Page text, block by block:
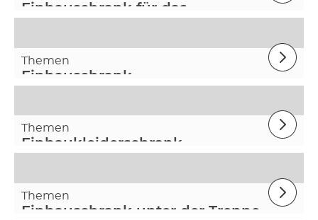
Einbauschrank für das
Themen
Einbauschrank
Themen
Einbaukleiderschrank
Themen
Einbauschrank unter der Treppe